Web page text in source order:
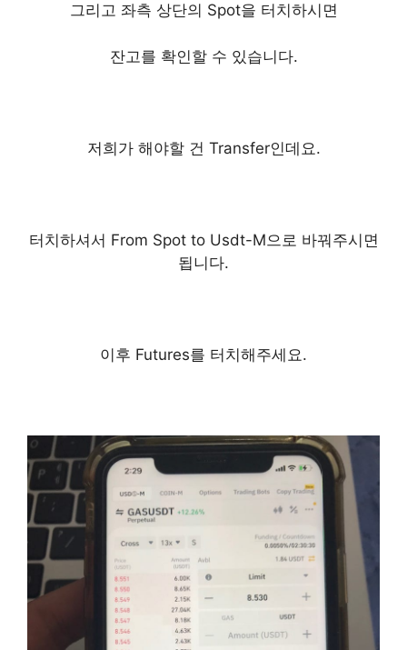
그리고 좌측 상단의 Spot을 터치하시면
잔고를 확인할 수 있습니다.
저희가 해야할 건 Transfer인데요.
터치하셔서 From Spot to Usdt-M으로 바꿔주시면
됩니다.
이후 Futures를 터치해주세요.